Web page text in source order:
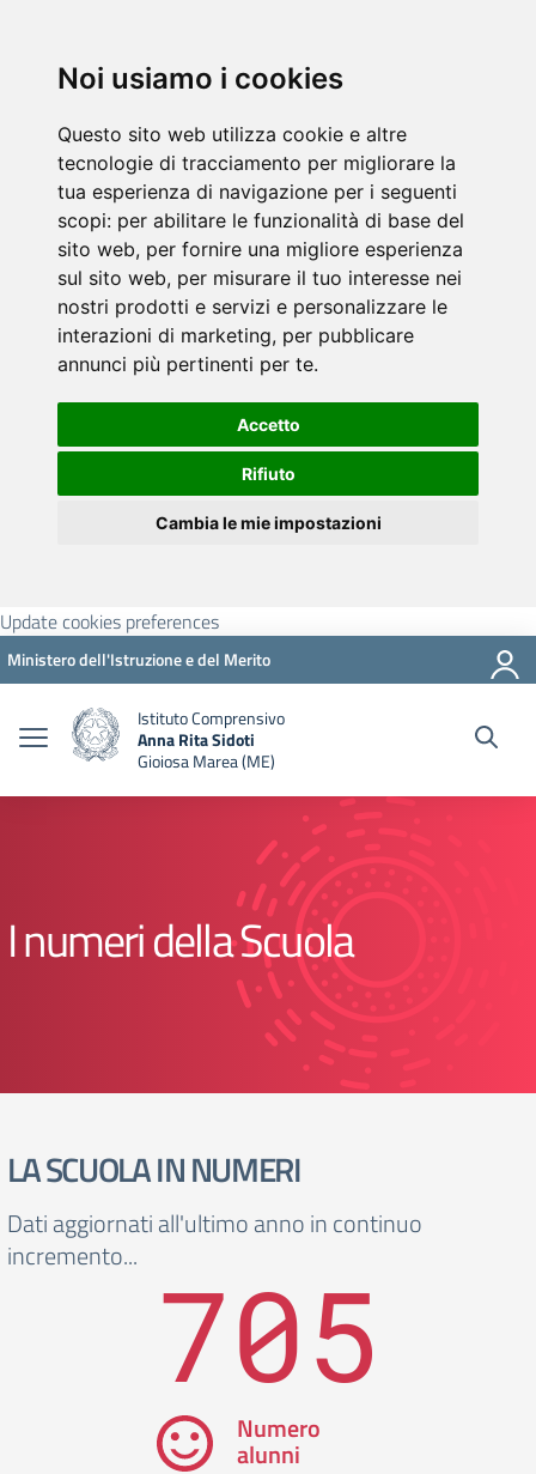
Noi usiamo i cookies
Questo sito web utilizza cookie e altre
tecnologie di tracciamento per migliorare la
tua esperienza di navigazione per i seguenti
scopi: per abilitare le funzionalità di base del
sito web, per fornire una migliore esperienza
sul sito web, per misurare il tuo interesse nei
nostri prodotti e servizi e personalizzare le
interazioni di marketing, per pubblicare
annunci più pertinenti per te.
Accetto
Rifiuto
Cambia le mie impostazioni
Update cookies preferences
Ministero dell'Istruzione e del Merito
Istituto Comprensivo
Anna Rita Sidoti
Gioiosa Marea (ME)
I numeri della Scuola
LA SCUOLA IN NUMERI
Dati aggiornati all'ultimo anno in continuo
incremento...
705
Numero
alunni